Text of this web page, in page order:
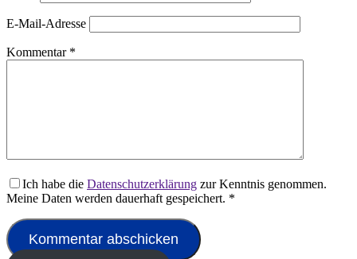
E-Mail-Adresse
Kommentar *
Ich habe die Datenschutzerklärung zur Kenntnis genommen.
Meine Daten werden dauerhaft gespeichert. *